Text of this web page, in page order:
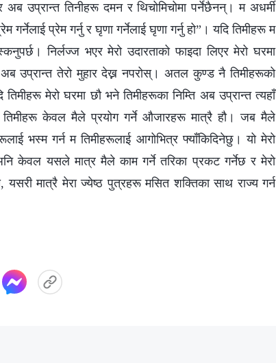
उप्रान्त तिनीहरू दमन र थिचोमिचोमा पर्नेछैनन्। म अधर्मी
प्रेम गर्नु र घृणा गर्नेलाई घृणा गर्नु हो”। यदि तिमीहरू म
निर्लज्ज भएर मेरो उदारताको फाइदा लिएर मेरो घरमा
उप्रान्त तेरो मुहार देख्न नपरोस्। अतल कुण्ड नै तिमीहरूको
मेरो घरमा छौ भने तिमीहरूका निम्ति अब उप्रान्त त्यहाँ
केवल मैले प्रयोग गर्ने औजारहरू मात्रै हौ। जब मैले
भस्म गर्न म तिमीहरूलाई आगोभित्र फ्याँकिदिनेछु। यो मेरो
केवल यसले मात्र मैले काम गर्ने तरिका प्रकट गर्नेछ र मेरो
मात्रै मेरा ज्येष्ठ पुत्रहरू मसित शक्तिका साथ राज्य गर्न